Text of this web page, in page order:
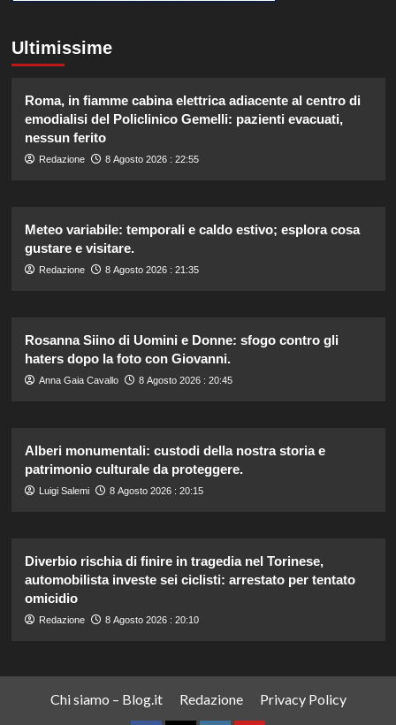
Ultimissime
Roma, in fiamme cabina elettrica adiacente al centro di
emodialisi del Policlinico Gemelli: pazienti evacuati,
nessun ferito
Redazione 8 Agosto 2026 : 22:55
Meteo variabile: temporali e caldo estivo; esplora cosa
gustare e visitare.
Redazione 8 Agosto 2026 : 21:35
Rosanna Siino di Uomini e Donne: sfogo contro gli
haters dopo la foto con Giovanni.
Anna Gaia Cavallo 8 Agosto 2026 : 20:45
Alberi monumentali: custodi della nostra storia e
patrimonio culturale da proteggere.
Luigi Salemi 8 Agosto 2026 : 20:15
Diverbio rischia di finire in tragedia nel Torinese,
automobilista investe sei ciclisti: arrestato per tentato
omicidio
Redazione 8 Agosto 2026 : 20:10
Chi siamo – Blog.it Redazione Privacy Policy